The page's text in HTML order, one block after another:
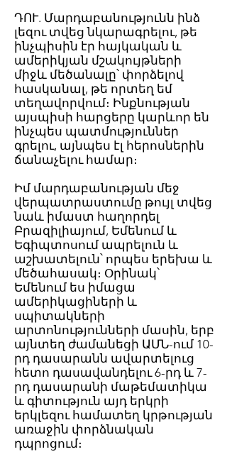
ԴՈՒ. Մարդաբանությունն ինձ
լեզու տվեց նկարագրելու, թե
ինչպիսին էր հայկական և
ամերիկյան մշակույթների
միջև մեծանալը՝ փորձելով
հասկանալ, թե որտեղ եմ
տեղավորվում։ Ինքնության
այսպիսի հարցերը կարևոր են
ինչպես պատմություններ
գրելու, այնպես էլ հերոսներին
ճանաչելու համար։
Իմ մարդաբանության մեջ
վերպատրաստումը թույլ տվեց
նաև իմաստ հաղորդել
Բրազիլիայում, Եմենում և
Եգիպտոսում ապրելուն և
աշխատելուն՝ որպես երեխա և
մեծահասակ։ Օրինակ՝
Եմենում ես իմացա
ամերիկացիների և
սպիտակների
արտոնությունների մասին, երբ
այնտեղ ժամանեցի ԱՄՆ-ում 10-
րդ դասարանն ավարտելուց
հետո դասավանդելու 6-րդ և 7-
րդ դասարանի մաթեմատիկա
և գիտություն այդ երկրի
երկլեզու համատեղ կրթության
առաջին փորձնական
դպրոցում։